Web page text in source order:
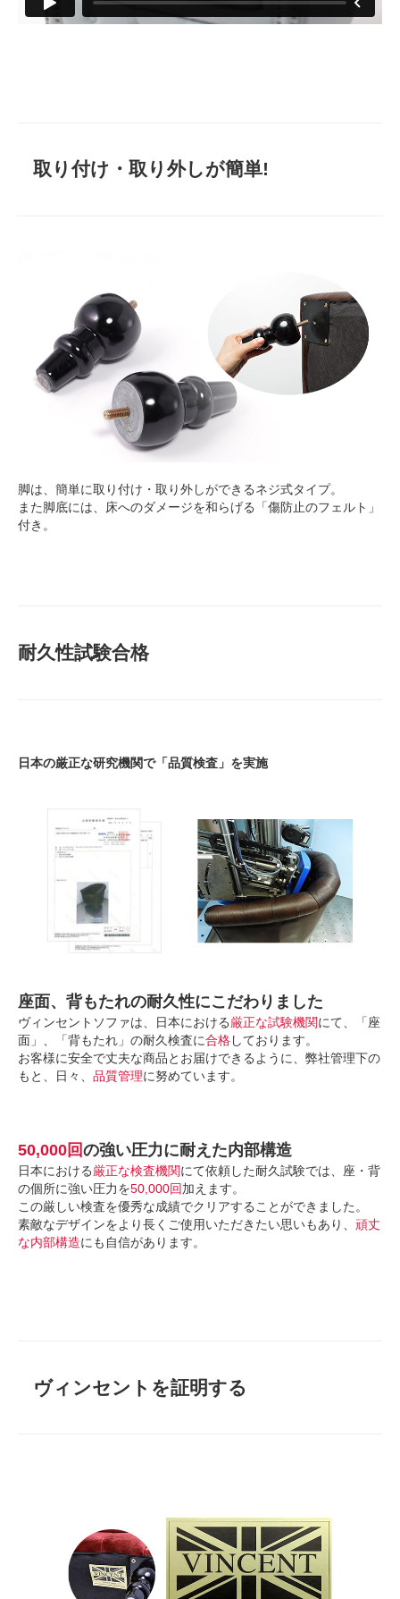
取り付け・取り外しが簡単!
脚は、簡単に取り付け・取り外しができるネジ式タイプ。
また脚底には、床へのダメージを和らげる「傷防止のフェルト」
付き。
耐久性試験合格
日本の厳正な研究機関で「品質検査」を実施
座面、背もたれの耐久性にこだわりました
ヴィンセントソファは、日本における厳正な試験機関にて、「座
面」、「背もたれ」の耐久検査に合格しております。
お客様に安全で丈夫な商品とお届けできるように、弊社管理下の
もと、日々、 品質管理に努めています。
50,000回の強い圧力に耐えた内部構造
日本における厳正な検査機関にて依頼した耐久試験では、座・背
の個所に強い圧力を50,000回加えます。
この厳しい検査を優秀な成績でクリアすることができました。
素敵なデザインをより長くご使用いただきたい思いもあり、 頑丈
な内部構造にも自信があります。
ヴィンセントを証明する